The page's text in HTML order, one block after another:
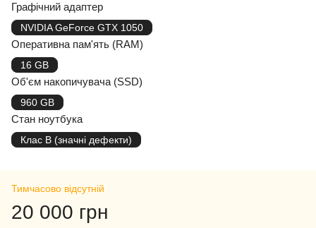
Графічний адаптер
NVIDIA GeForce GTX 1050
Оперативна пам'ять (RAM)
16 GB
Об'єм накопичувача (SSD)
960 GB
Стан ноутбука
Клас B (значні дефекти)
Тимчасово відсутній
20 000 грн